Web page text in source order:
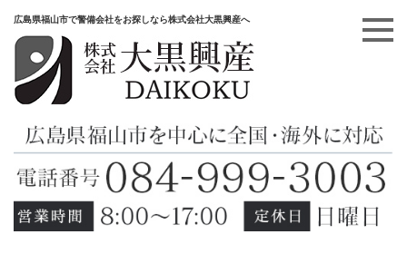
広島県福山市で警備会社をお探しなら株式会社大黒興産へ